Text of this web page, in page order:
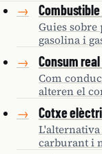
→
Guies
gasolina i
→ Consum
Com
alteren el
→ Cotxe
carburant i